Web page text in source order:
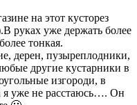
на этот кусторез
руках уже держать более
тонкая.
дерен, пузыреплодники,
другие кустарники в
изгороди, в
я уже не расстаюсь…. Он